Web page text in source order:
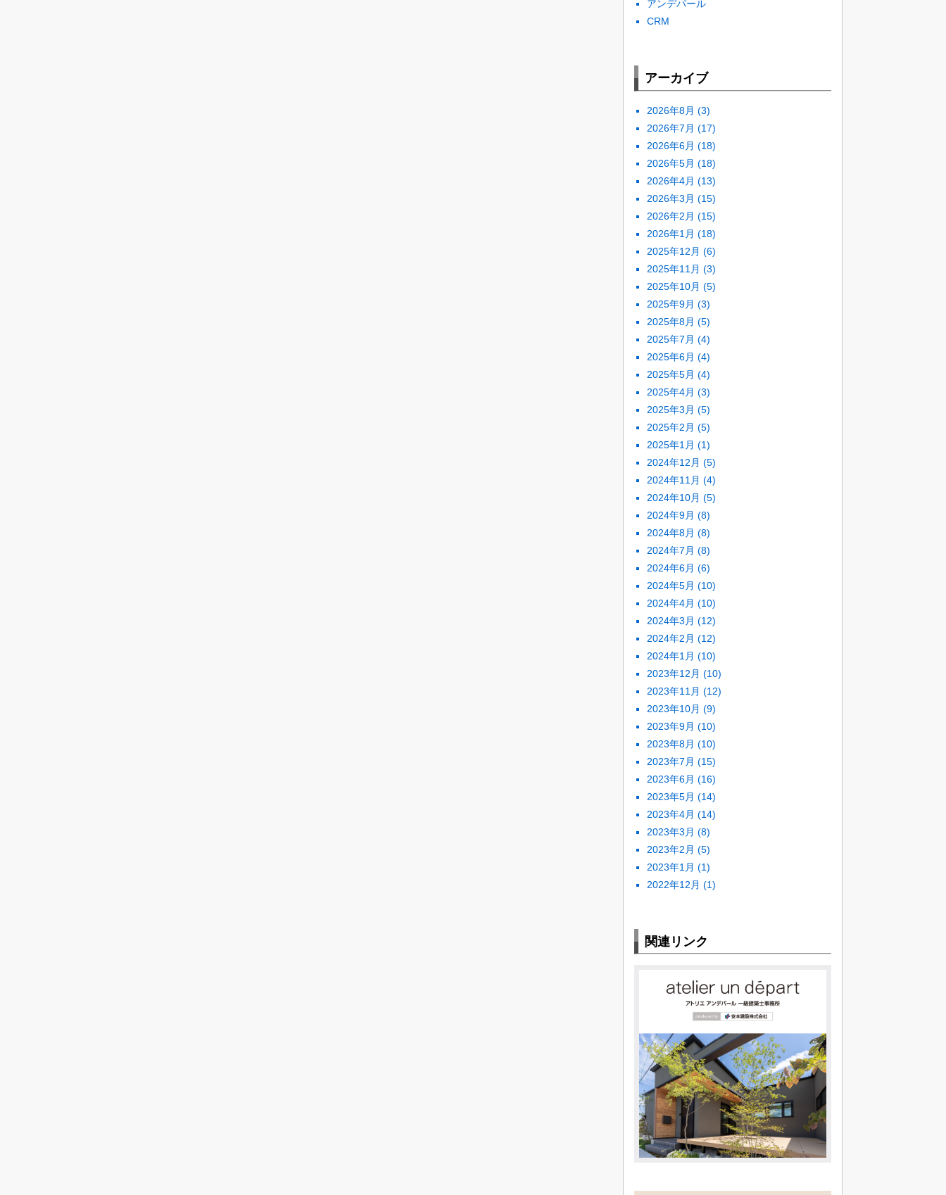
アンデパール
CRM
アーカイブ
2026年8月 (3)
2026年7月 (17)
2026年6月 (18)
2026年5月 (18)
2026年4月 (13)
2026年3月 (15)
2026年2月 (15)
2026年1月 (18)
2025年12月 (6)
2025年11月 (3)
2025年10月 (5)
2025年9月 (3)
2025年8月 (5)
2025年7月 (4)
2025年6月 (4)
2025年5月 (4)
2025年4月 (3)
2025年3月 (5)
2025年2月 (5)
2025年1月 (1)
2024年12月 (5)
2024年11月 (4)
2024年10月 (5)
2024年9月 (8)
2024年8月 (8)
2024年7月 (8)
2024年6月 (6)
2024年5月 (10)
2024年4月 (10)
2024年3月 (12)
2024年2月 (12)
2024年1月 (10)
2023年12月 (10)
2023年11月 (12)
2023年10月 (9)
2023年9月 (10)
2023年8月 (10)
2023年7月 (15)
2023年6月 (16)
2023年5月 (14)
2023年4月 (14)
2023年3月 (8)
2023年2月 (5)
2023年1月 (1)
2022年12月 (1)
関連リンク